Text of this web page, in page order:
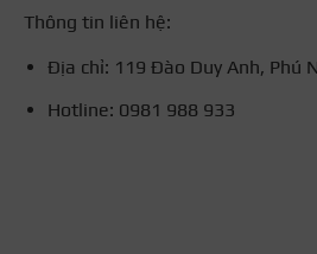
Thông tin liên hệ:
Địa chỉ: 119 Đào Duy Anh, Phú
Hotline: 0981 988 933